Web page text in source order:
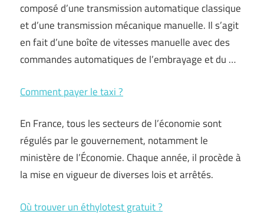
composé d’une transmission automatique classique
et d’une transmission mécanique manuelle. Il s’agit
en fait d’une boîte de vitesses manuelle avec des
commandes automatiques de l’embrayage et du …
Comment payer le taxi ?
En France, tous les secteurs de l’économie sont
régulés par le gouvernement, notamment le
ministère de l’Économie. Chaque année, il procède à
la mise en vigueur de diverses lois et arrêtés.
Où trouver un éthylotest gratuit ?